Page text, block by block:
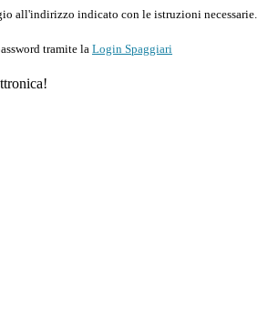
all'indirizzo indicato con le istruzioni necessarie.
tramite la Login Spaggiari